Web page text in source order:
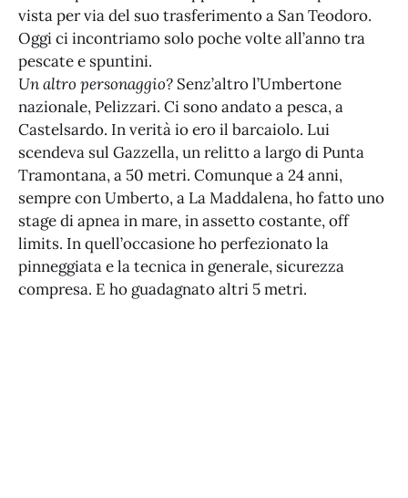
vista per via del suo trasferimento a San Teodoro.
Oggi ci incontriamo solo poche volte all’anno tra
pescate e spuntini.
Un altro personaggio? Senz’altro l’Umbertone
nazionale, Pelizzari. Ci sono andato a pesca, a
Castelsardo. In verità io ero il barcaiolo. Lui
scendeva sul Gazzella, un relitto a largo di Punta
Tramontana, a 50 metri. Comunque a 24 anni,
sempre con Umberto, a La Maddalena, ho fatto uno
stage di apnea in mare, in assetto costante, off
limits. In quell’occasione ho perfezionato la
pinneggiata e la tecnica in generale, sicurezza
compresa. E ho guadagnato altri 5 metri.